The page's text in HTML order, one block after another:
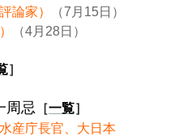
論家）
（7月15日）
（4月28日）
］
周忌 ［一覧］
産庁長官、大日本